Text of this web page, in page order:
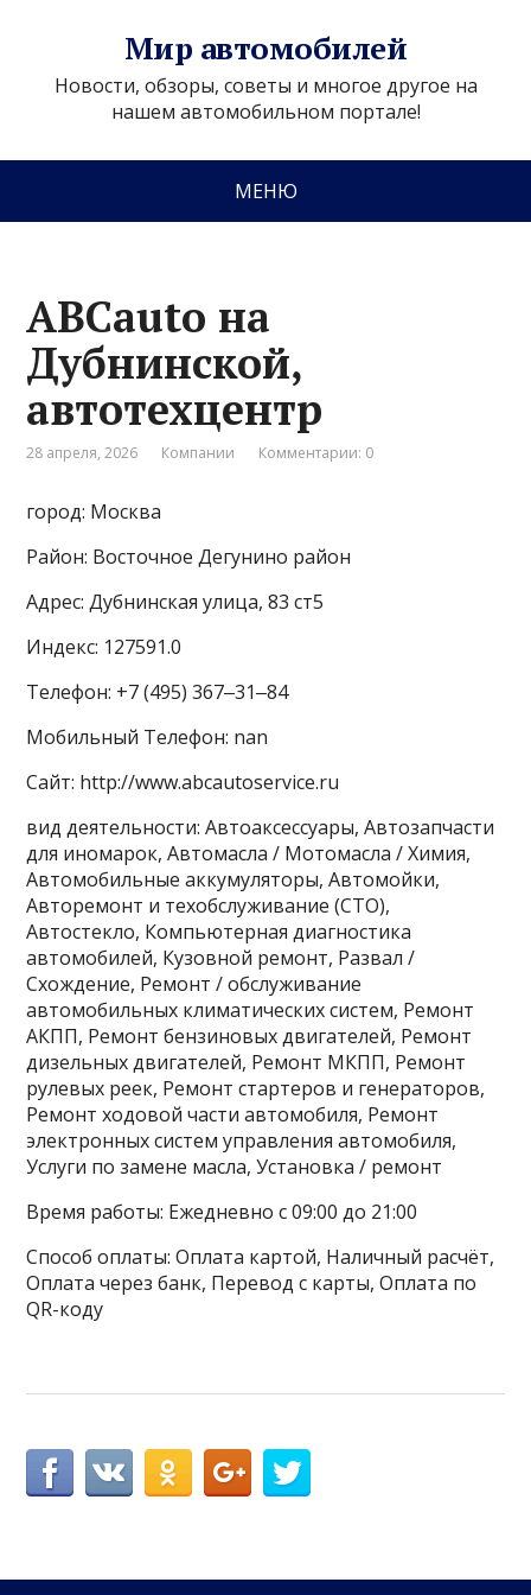
Мир автомобилей
Новости, обзоры, советы и многое другое на
нашем автомобильном портале!
МЕНЮ
ABCautо на
Дубнинской,
автотехцентр
28 апреля, 2026 Компании Комментарии: 0
город: Москва
Район: Восточное Дегунино район
Адрес: Дубнинская улица, 83 ст5
Индекс: 127591.0
Телефон: +7 (495) 367‒31‒84
Мобильный Телефон: nan
Сайт: http://www.abcautoservice.ru
вид деятельности: Автоаксессуары, Автозапчасти
для иномарок, Автомасла / Мотомасла / Химия,
Автомобильные аккумуляторы, Автомойки,
Авторемонт и техобслуживание (СТО),
Автостекло, Компьютерная диагностика
автомобилей, Кузовной ремонт, Развал /
Схождение, Ремонт / обслуживание
автомобильных климатических систем, Ремонт
АКПП, Ремонт бензиновых двигателей, Ремонт
дизельных двигателей, Ремонт МКПП, Ремонт
рулевых реек, Ремонт стартеров и генераторов,
Ремонт ходовой части автомобиля, Ремонт
электронных систем управления автомобиля,
Услуги по замене масла, Установка / ремонт
Время работы: Ежедневно с 09:00 до 21:00
Способ оплаты: Оплата картой, Наличный расчёт,
Оплата через банк, Перевод с карты, Оплата по
QR-коду